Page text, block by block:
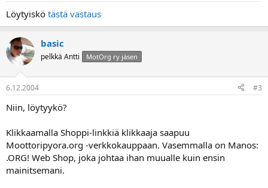
Löytyiskö tästä vastaus
basic
pelkkä Antti MotOrg ry jäsen
6.12.2004 #3
Niin, löytyykö?
Klikkaamalla Shoppi-linkkiä klikkaaja saapuu
Moottoripyora.org -verkkokauppaan. Vasemmalla on Manos:
.ORG! Web Shop, joka johtaa ihan muualle kuin ensin
mainitsemani.